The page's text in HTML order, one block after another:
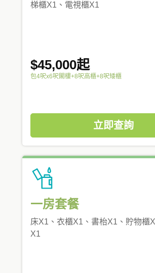
梯櫃X1、電視櫃X1
$45,000起
包4呎x6呎閣樓+8呎高櫃+8呎矮櫃
立即查詢
一房套餐
床X1、衣櫃X1、書枱X1、貯物櫃
X1